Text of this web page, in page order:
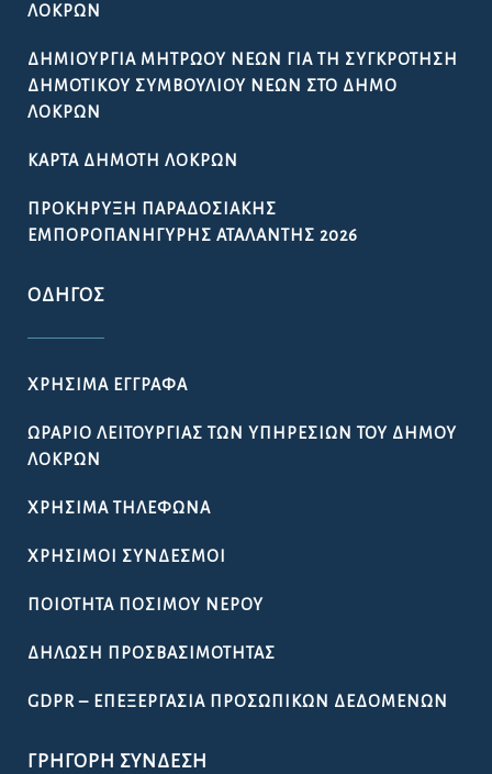
ΛΟΚΡΏΝ
ΔΗΜΙΟΥΡΓΊΑ ΜΗΤΡΏΟΥ ΝΈΩΝ ΓΙΑ ΤΗ ΣΥΓΚΡΌΤΗΣΗ
ΔΗΜΟΤΙΚΟΎ ΣΥΜΒΟΥΛΊΟΥ ΝΈΩΝ ΣΤΟ ΔΉΜΟ
ΛΟΚΡΏΝ
ΚΆΡΤΑ ΔΗΜΌΤΗ ΛΟΚΡΏΝ
ΠΡΟΚΉΡΥΞΗ ΠΑΡΑΔΟΣΙΑΚΉΣ
ΕΜΠΟΡΟΠΑΝΉΓΥΡΗΣ ΑΤΑΛΆΝΤΗΣ 2026
ΟΔΗΓΌΣ
ΧΡΉΣΙΜΑ ΈΓΓΡΑΦΑ
ΩΡΆΡΙΟ ΛΕΙΤΟΥΡΓΊΑΣ ΤΩΝ ΥΠΗΡΕΣΙΏΝ ΤΟΥ ΔΉΜΟΥ
ΛΟΚΡΏΝ
ΧΡΉΣΙΜΑ ΤΗΛΈΦΩΝΑ
ΧΡΉΣΙΜΟΙ ΣΎΝΔΕΣΜΟΙ
ΠΟΙΌΤΗΤΑ ΠΌΣΙΜΟΥ ΝΕΡΟΎ
ΔΉΛΩΣΗ ΠΡΟΣΒΑΣΙΜΌΤΗΤΑΣ
GDPR – ΕΠΕΞΕΡΓΑΣΙΑ ΠΡΟΣΩΠΙΚΩΝ ΔΕΔΟΜΕΝΩΝ
ΓΡΉΓΟΡΗ ΣΎΝΔΕΣΗ